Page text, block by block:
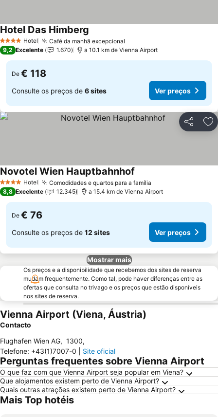
4 EstrelasHotel Café da manhã excepcional
Hotel Das Himberg
9,2 Excelente 1.670 a 10.1 km de Vienna Airport
De € 118
Consulte os preços de 6 sites Ver preços
Partilhar
4 EstrelasHotel Comodidades e quartos para a família
Novotel Wien Hauptbahnhof
8,8 Excelente 12.345 a 15.4 km de Vienna Airport
De € 76
Consulte os preços de 12 sites Ver preços
Mostrar mais
Os preços e a disponibilidade que recebemos dos sites de reserva
mudam frequentemente. Como tal, pode haver diferenças entre as
ofertas que consulta no trivago e os preços que estão disponíveis
nos sites de reserva.
Vienna Airport (Viena, Áustria)
Contacto
Flughafen Wien AG, 1300,
Telefone: +43(1)7007-0 Site oficial
Perguntas frequentes sobre Vienna Airport
O que faz com que Vienna Airport seja popular em Viena?
Que alojamentos existem perto de Vienna Airport?
Quais outras atrações existem perto de Vienna Airport?
Mais Top hotéis